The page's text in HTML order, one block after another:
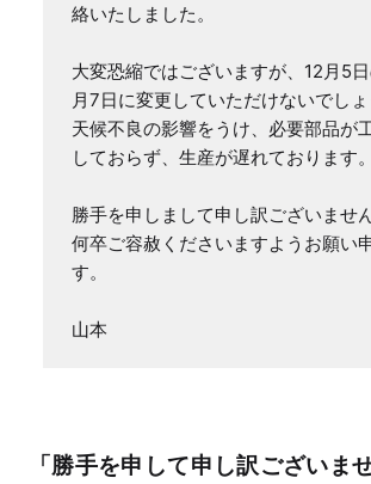
絡いたしました。
大変恐縮ではございますが、12月5
月7日に変更していただけないでしょ
天候不良の影響をうけ、必要部品が
しておらず、生産が遅れております。
勝手を申しまして申し訳ございません
何卒ご容赦くださいますようお願い
す。
山本
「勝手を申して申し訳ございま